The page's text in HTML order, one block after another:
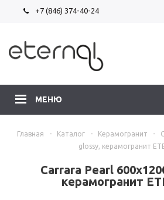
+7 (846) 374-40-24
МЕНЮ
Главная - Каталог - Керамогранит -
glossy, керамогранит
Carrara Pearl
керамогранит